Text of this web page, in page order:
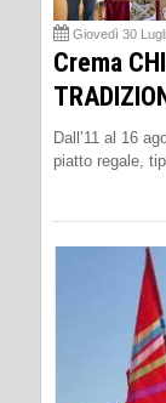
Giovedì 30
Crema
Dall’11 al 16
piatto regale,